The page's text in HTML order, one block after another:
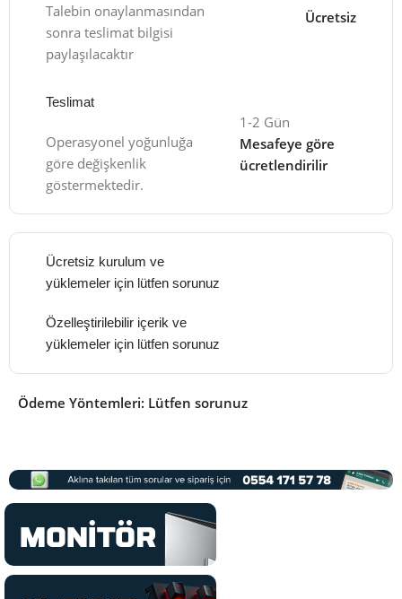
Talebin onaylanmasından
sonra teslimat bilgisi
paylaşılacaktır
Ücretsiz
Teslimat
Operasyonel yoğunluğa
göre değişkenlik
göstermektedir.
1-2 Gün
Mesafeye göre
ücretlendirilir
Ücretsiz kurulum ve
yüklemeler için lütfen sorunuz
Özelleştirilebilir içerik ve
yüklemeler için lütfen sorunuz
Ödeme Yöntemleri: Lütfen sorunuz